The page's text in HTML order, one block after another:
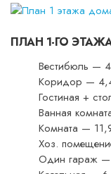
ПЛАН 1-ГО
Вестибюль —
Коридор —
Гостиная +
Ванная
Комната —
Хоз.
Один гараж —